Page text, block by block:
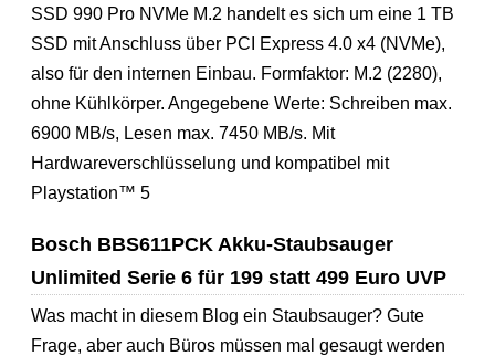
SSD 990 Pro NVMe M.2 handelt es sich um eine 1 TB
SSD mit Anschluss über PCI Express 4.0 x4 (NVMe),
also für den internen Einbau. Formfaktor: M.2 (2280),
ohne Kühlkörper. Angegebene Werte: Schreiben max.
6900 MB/s, Lesen max. 7450 MB/s. Mit
Hardwareverschlüsselung und kompatibel mit
Playstation™ 5
Bosch BBS611PCK Akku-Staubsauger
Unlimited Serie 6 für 199 statt 499 Euro UVP
Was macht in diesem Blog ein Staubsauger? Gute
Frage, aber auch Büros müssen mal gesaugt werden